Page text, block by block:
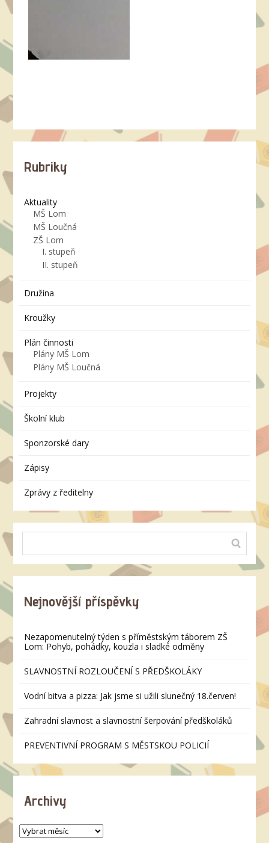
Rubriky
Aktuality
MŠ Lom
MŠ Loučná
ZŠ Lom
I. stupeň
II. stupeň
Družina
Kroužky
Plán činnosti
Plány MŠ Lom
Plány MŠ Loučná
Projekty
Školní klub
Sponzorské dary
Zápisy
Zprávy z ředitelny
Nejnovější příspěvky
Nezapomenutelný týden s příměstským táborem ZŠ
Lom: Pohyb, pohádky, kouzla i sladké odměny
SLAVNOSTNÍ ROZLOUČENÍ S PŘEDŠKOLÁKY
Vodní bitva a pizza: Jak jsme si užili slunečný 18.červen!
Zahradní slavnost a slavnostní šerpování předškoláků
PREVENTIVNÍ PROGRAM S MĚSTSKOU POLICIÍ
Archivy